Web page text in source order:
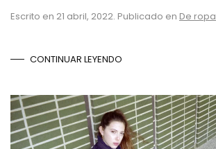
Escrito en 21 abril, 2022. Publicado en De ropa
CONTINUAR LEYENDO